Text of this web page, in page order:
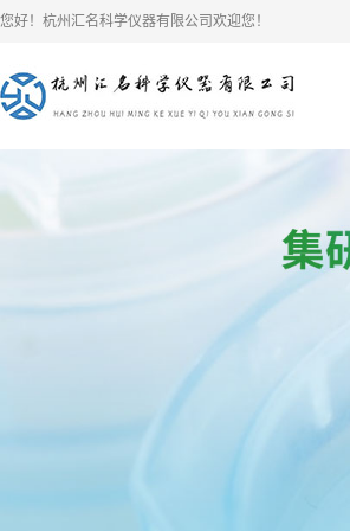
您好！杭州汇名科学仪器有限公司欢迎您！